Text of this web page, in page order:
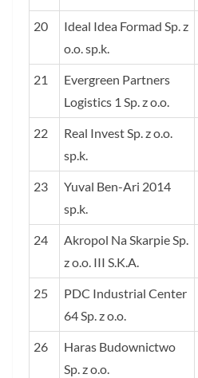
20
Ideal Idea Formad Sp. z
o.o. sp.k.
21
Evergreen Partners
Logistics 1 Sp. z o.o.
22
Real Invest Sp. z o.o.
sp.k.
23
Yuval Ben-Ari 2014
sp.k.
24
Akropol Na Skarpie Sp.
z o.o. III S.K.A.
25
PDC Industrial Center
64 Sp. z o.o.
26
Haras Budownictwo
Sp. z o.o.